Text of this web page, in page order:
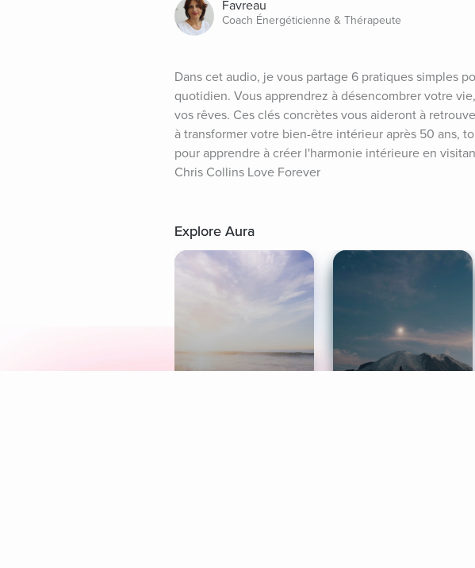
Favreau
Coach Énergéticienne & Thérapeute
Dans cet audio, je vous partage 6 pratiques simples
quotidien. Vous apprendrez à désencombrer votre
vos rêves. Ces clés concrètes vous aideront à
à transformer votre bien-être intérieur après 50 ans,
pour apprendre à créer l'harmonie intérieure en
Chris Collins Love Forever
Explore Aura